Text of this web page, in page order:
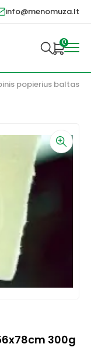
info@menomuza.lt
0
popierius baltas
300g